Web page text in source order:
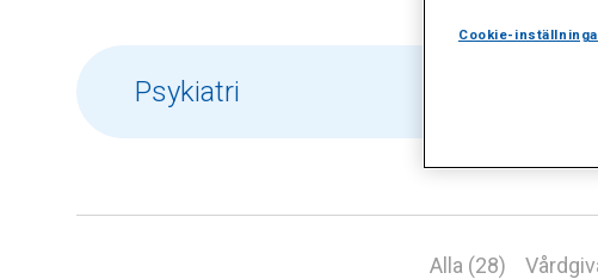
Alla (28)
Cookie-